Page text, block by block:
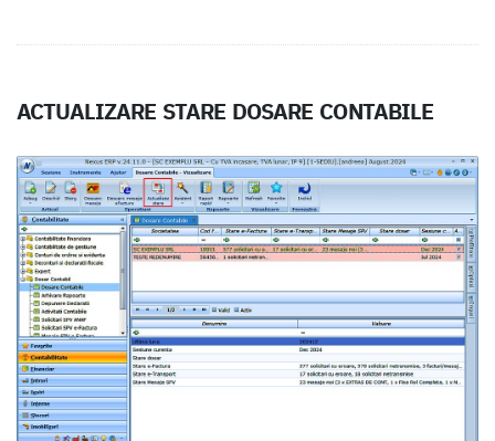
ACTUALIZARE STARE DOSARE CONTABILE